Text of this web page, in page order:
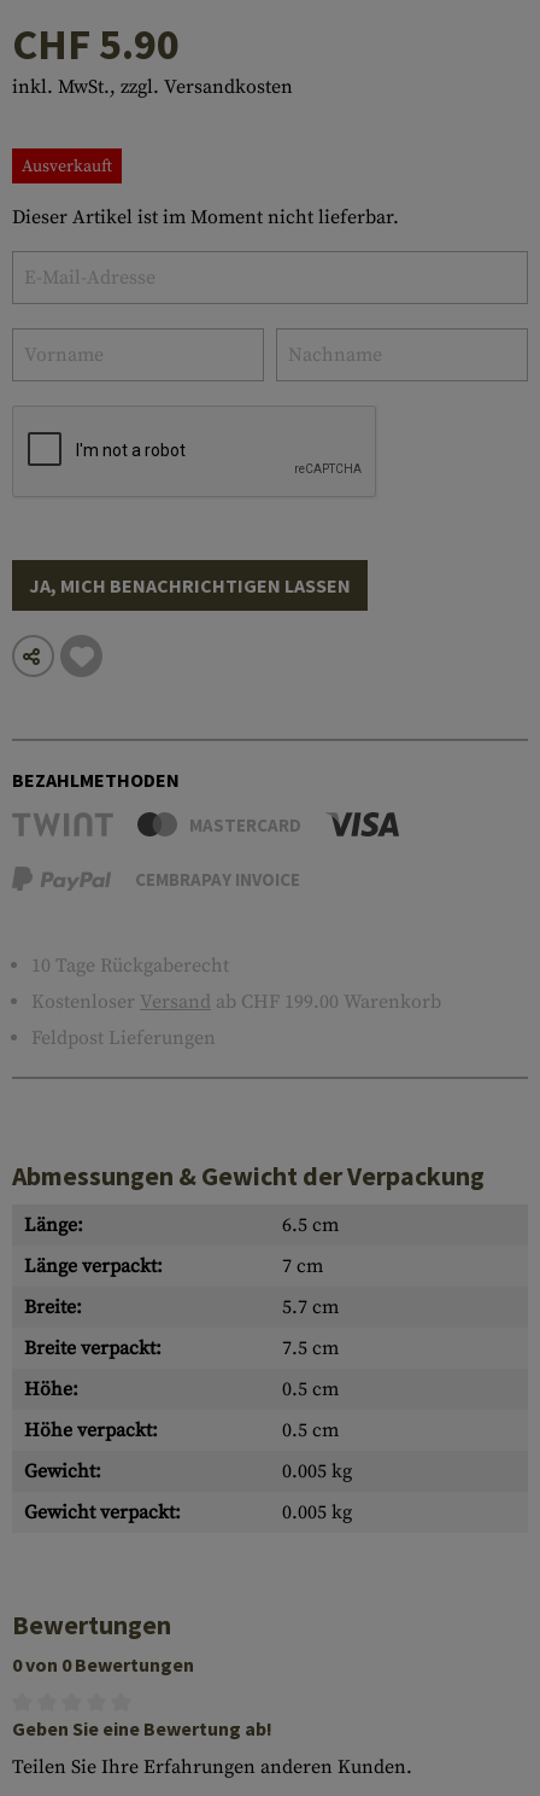
CHF 5.90
inkl. MwSt., zzgl. Versandkosten
Ausverkauft
Dieser Artikel ist im Moment nicht lieferbar.
JA, MICH BENACHRICHTIGEN LASSEN
BEZAHLMETHODEN
MASTERCARD
CEMBRAPAY INVOICE
10 Tage Rückgaberecht
Kostenloser Versand ab CHF 199.00 Warenkorb
Feldpost Lieferungen
Abmessungen & Gewicht der Verpackung
Länge:
6.5 cm
Länge verpackt:
7 cm
Breite:
5.7 cm
Breite verpackt:
7.5 cm
Höhe:
0.5 cm
Höhe verpackt:
0.5 cm
Gewicht:
0.005 kg
Gewicht verpackt:
0.005 kg
Bewertungen
0 von 0 Bewertungen
Geben Sie eine Bewertung ab!
Teilen Sie Ihre Erfahrungen anderen Kunden.